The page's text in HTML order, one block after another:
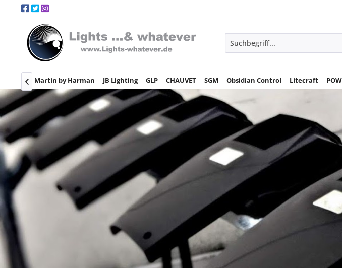
& Teile Martin by Harman JB Lighting GLP CHAUVET SGM Obsidian Control Litecraft
